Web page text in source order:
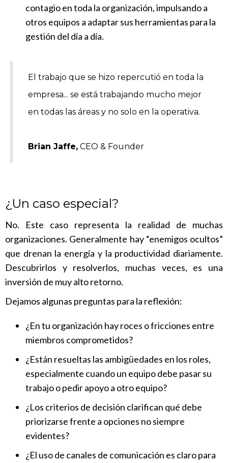
contagio en toda la organización, impulsando a
otros equipos a adaptar sus herramientas para la
gestión del día a día.
El trabajo que se hizo repercutió en toda la
empresa... se está trabajando mucho mejor
en todas las áreas y no solo en la operativa.
Brian Jaffe, CEO & Founder
¿Un caso especial?
No. Este caso representa la realidad de muchas
organizaciones. Generalmente hay “enemigos ocultos”
que drenan la energía y la productividad diariamente.
Descubrirlos y resolverlos, muchas veces, es una
inversión de muy alto retorno.
Dejamos algunas preguntas para la reflexión:
¿En tu organización hay roces o fricciones entre
miembros comprometidos?
¿Están resueltas las ambigüedades en los roles,
especialmente cuando un equipo debe pasar su
trabajo o pedir apoyo a otro equipo?
¿Los criterios de decisión clarifican qué debe
priorizarse frente a opciones no siempre
evidentes?
¿El uso de canales de comunicación es claro para